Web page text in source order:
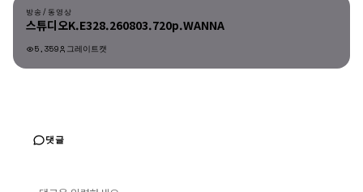
방송/동영상
스튜디오K.E328.260803.720p.WANNA
5,359 그레이트캣
댓글